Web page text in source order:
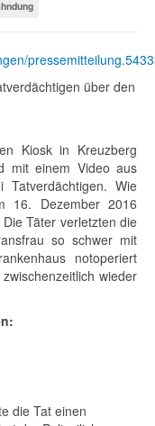
über den
Kiosk in Kreuzberg
mit einem Video aus
Tatverdächtigen. Wie
16. Dezember 2016
Täter verletzten die
so schwer mit
notoperiert
wieder
die Tat einen